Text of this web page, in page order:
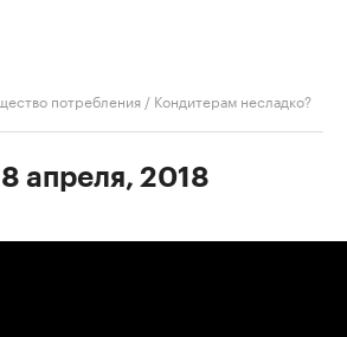
потребления / Кондитерам несладко?
апреля, 2018